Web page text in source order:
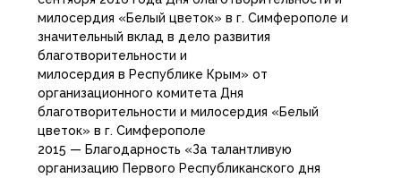
милосердия «Белый цветок» в г. Симферополе и
значительный вклад в дело развития
благотворительности и
милосердия в Республике Крым» от
организационного комитета Дня
благотворительности и милосердия «Белый
цветок» в г. Симферополе
2015 — Благодарность «За талантливую
организацию Первого Республиканского дня